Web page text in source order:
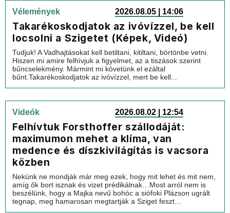
Vélemények 2026.08.05 | 14:06
Takarékoskodjatok az ivóvízzel, be kell
locsolni a Szigetet (Képek, Videó)
Tudjuk! A Vadhajtásokat kell betiltani, kitiltani, börtönbe vetni.
Hiszen mi amire felhívjuk a figyelmet, az a tiszások szerint
bűncselekmény. Mármint mi követünk el ezáltal
bűnt.Takarékoskodjatok az ivóvízzel, mert be kell...
Videók 2026.08.02 | 12:54
Felhívtuk Forsthoffer szállodáját:
maximumon mehet a klíma, van
medence és díszkivilágítás is vacsora
közben
Nekünk ne mondják már meg ezek, hogy mit lehet és mit nem,
amíg ők bort isznak és vizet prédikálnak…Most arról nem is
beszélünk, hogy a Majka nevű bohóc a siófoki Plázson ugrált
tegnap, meg hamarosan megtartják a Sziget feszt...